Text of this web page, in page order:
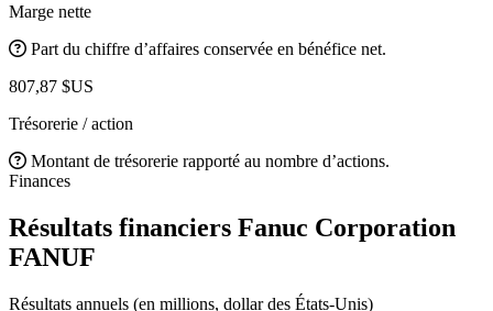
Marge nette
Part du chiffre d’affaires conservée en bénéfice net.
807,87 $US
Trésorerie / action
Montant de trésorerie rapporté au nombre d’actions.
Finances
Résultats financiers Fanuc Corporation
FANUF
Résultats annuels (en millions, dollar des États-Unis)